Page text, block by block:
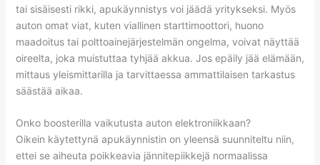
tai sisäisesti rikki, apukäynnistys voi jäädä yritykseksi. Myös
auton omat viat, kuten viallinen starttimoottori, huono
maadoitus tai polttoainejärjestelmän ongelma, voivat näyttää
oireelta, joka muistuttaa tyhjää akkua. Jos epäily jää elämään,
mittaus yleismittarilla ja tarvittaessa ammattilaisen tarkastus
säästää aikaa.
Onko boosterilla vaikutusta auton elektroniikkaan?
Oikein käytettynä apukäynnistin on yleensä suunniteltu niin,
ettei se aiheuta poikkeavia jännitepiikkejä normaalissa